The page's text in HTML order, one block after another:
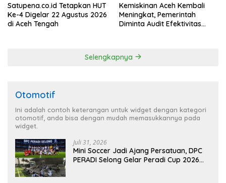
Satupena.co.id Tetapkan HUT
Ke-4 Digelar 22 Agustus 2026
di Aceh Tengah
Kemiskinan Aceh Kembali
Meningkat, Pemerintah
Diminta Audit Efektivitas
Selengkapnya
Otomotif
Ini adalah contoh keterangan untuk widget dengan kategori
otomotif, anda bisa dengan mudah memasukkannya pada
widget.
Juli 31, 2026
Mini Soccer Jadi Ajang Persatuan, DPC
PERADI Selong Gelar Peradi Cup 2026